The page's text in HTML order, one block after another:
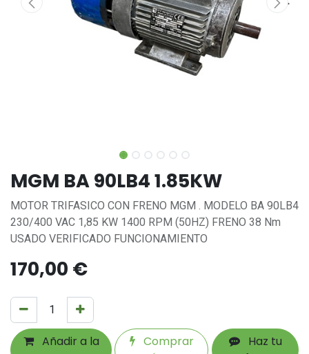
MGM BA 90LB4 1.85KW
MOTOR TRIFASICO CON FRENO MGM . MODELO BA 90LB4
230/400 VAC 1,85 KW 1400 RPM (50HZ) FRENO 38 Nm
USADO VERIFICADO FUNCIONAMIENTO
170,00 €
Añadir a la
Comprar
Haz tu